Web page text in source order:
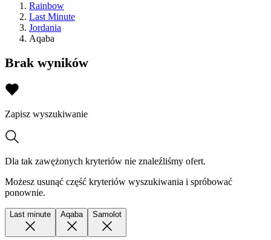
Rainbow
Last Minute
Jordania
Aqaba
Brak wyników
Zapisz wyszukiwanie
Dla tak zawężonych kryteriów nie znaleźliśmy ofert.
Możesz usunąć część kryteriów wyszukiwania i spróbować
ponownie.
Last minute Aqaba Samolot